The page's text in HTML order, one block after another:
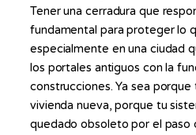
Tener una cerradura que
fundamental para proteger lo
especialmente en una ciudad
los portales antiguos con la
construcciones. Ya sea porque
vivienda nueva, porque tu
quedado obsoleto por el paso